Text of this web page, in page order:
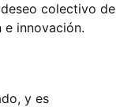
colectivo de
innovación.
y es